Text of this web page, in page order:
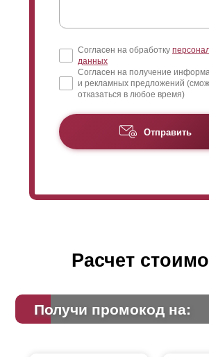
Согласен на обработку
данных
Согласен на получение
и рекламных предложений
отказаться в любое время)
Отправить
Расчет
Получи промокод на: